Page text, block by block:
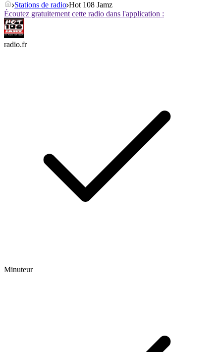
Stations de radio Hot 108 Jamz
Écoutez gratuitement cette radio dans l'application :
radio.fr
Minuteur